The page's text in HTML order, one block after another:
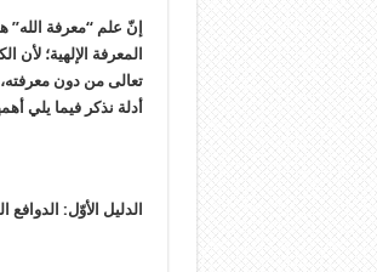
إنّ علم “معرفة
المعرفة الإلهية؛
تعالى من دون
أدلة نذكر فيما يلي
الدليل الأوّل: الدوافع